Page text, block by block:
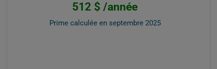
512 $ /année
Prime calculée en septembre 2025